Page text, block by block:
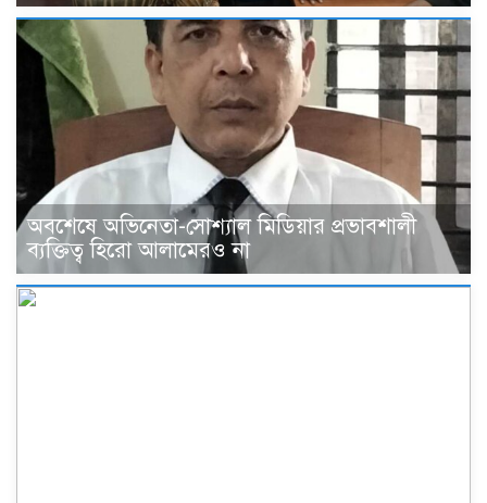
অবশেষে অভিনেতা-সোশ্যাল মিডিয়ার প্রভাবশালী
ব্যক্তিত্ব হিরো আলামেরও না